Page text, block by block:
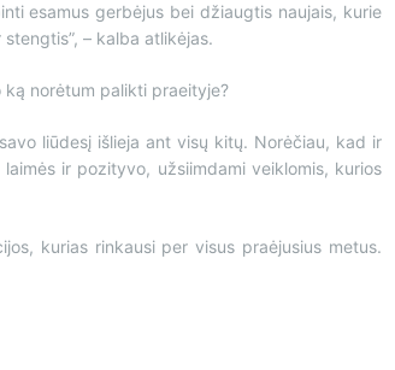
esamus gerbėjus bei džiaugtis naujais, kurie
– kalba atlikėjas.
norėtum palikti praeityje?
liūdesį išlieja ant visų kitų. Norėčiau, kad ir
ir pozityvo, užsiimdami veiklomis, kurios
kurias rinkausi per visus praėjusius metus.